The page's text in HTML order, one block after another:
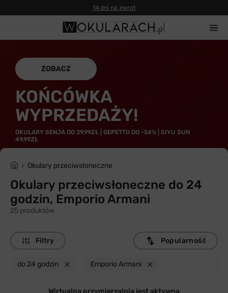
14 dni na zwrot
ZOBACZ
KOŃCÓWKA
WYPRZEDAŻY!
OKULARY SENJA OD 29,99ZŁ | GEPETTO DO -54% | SIYU SUN
49,99ZŁ
Okulary przeciwsłoneczne
Okulary przeciwsłoneczne do 24
godzin, Emporio Armani
25 produktów
Filtry
do 24 godzin Emporio Armani
Popularność
Wirtualna przymierzalnia jestaktywna